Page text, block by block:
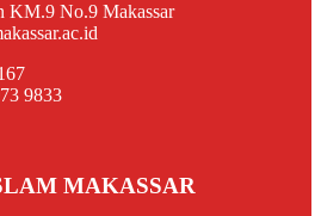
KM.9 No.9 Makassar
makassar.ac.id
9833
MAKASSAR